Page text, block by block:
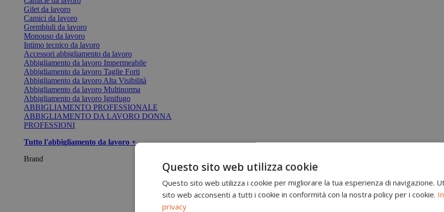
Gilet da lavoro
Camici da lavoro
Grembiuli da lavoro
Monouso da lavoro
Intimo tecnico da lavoro
Accessori abbigliamento da lavoro
Abbigliamento da lavoro Impermeabile
Abbigliamento da lavoro Taglie Forti
Abbigliamento da lavoro Alta Visibilità
Abbigliamento da lavoro Multinorma
Abbigliamento da lavoro Ignifugo
ABBIGLIAMENTO PROFESSIONALE
ABBIGLIAMENTO DA LAVORO DONNA
PROFESSIONI
Tutto l'abbigliamento da lavoro +
Brand
Questo sito web utilizza cookie
Questo sito web utilizza i cookie per migliorare la tua esperienza di navigazione.
sito web acconsenti a tutti i cookie in conformità con la nostra policy per i cookie.
privacy